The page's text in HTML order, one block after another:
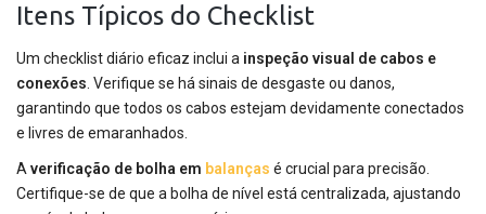
Itens Típicos do Checklist
Um checklist diário eficaz inclui a inspeção visual de cabos e
conexões . Verifique se há sinais de desgaste ou danos,
garantindo que todos os cabos estejam devidamente conectados
e livres de emaranhados.
A verificação de bolha em balanças é crucial para precisão.
Certifique-se de que a bolha de nível está centralizada, ajustando